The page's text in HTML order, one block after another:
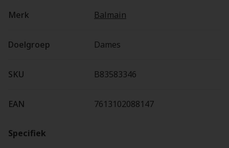
Merk
Balmain
Doelgroep Dames
SKU B83583346
EAN 7613102088147
Specifiek